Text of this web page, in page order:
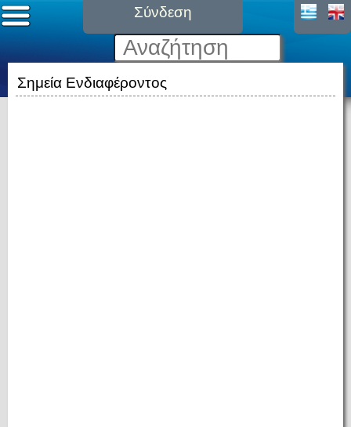
Σύνδεση
Σημεία Ενδιαφέροντος